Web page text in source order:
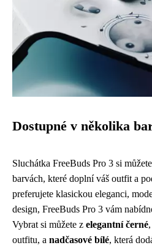
Dostupné v několika
Sluchátka FreeBuds Pro 3 si
barvách, které doplní váš outfit a
preferujete klasickou eleganci,
design, FreeBuds Pro 3 vám
Vybrat si můžete z elegantní černé
outfitu, a nadčasové bílé, která